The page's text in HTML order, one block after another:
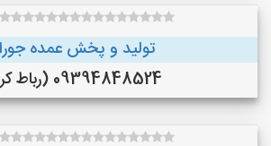
تولید و پخش عمده
09394848524 (رباط کریم)